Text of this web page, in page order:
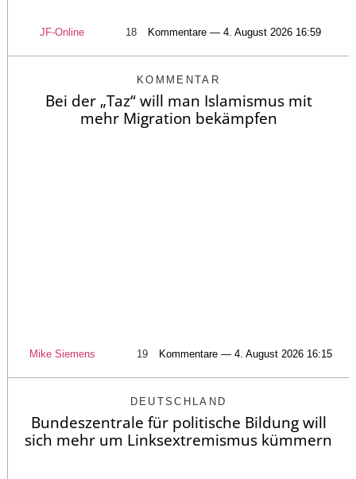
JF-Online 18 Kommentare — 4. August 2026 16:59
KOMMENTAR
Bei der „Taz“ will man Islamismus mit
mehr Migration bekämpfen
Mike Siemens 19 Kommentare — 4. August 2026 16:15
DEUTSCHLAND
Bundeszentrale für politische Bildung will
sich mehr um Linksextremismus kümmern